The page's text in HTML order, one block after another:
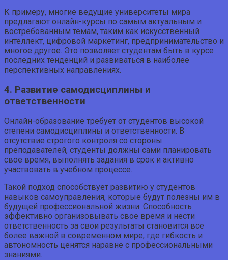
К примеру, многие ведущие университеты мира
предлагают онлайн-курсы по самым актуальным и
востребованным темам, таким как искусственный
интеллект, цифровой маркетинг, предпринимательство и
многое другое. Это позволяет студентам быть в курсе
последних тенденций и развиваться в наиболее
перспективных направлениях.
4. Развитие самодисциплины и
ответственности
Онлайн-образование требует от студентов высокой
степени самодисциплины и ответственности. В
отсутствие строгого контроля со стороны
преподавателей, студенты должны сами планировать
свое время, выполнять задания в срок и активно
участвовать в учебном процессе.
Такой подход способствует развитию у студентов
навыков самоуправления, которые будут полезны им в
будущей профессиональной жизни. Способность
эффективно организовывать свое время и нести
ответственность за свои результаты становится все
более важной в современном мире, где гибкость и
автономность ценятся наравне с профессиональными
знаниями.